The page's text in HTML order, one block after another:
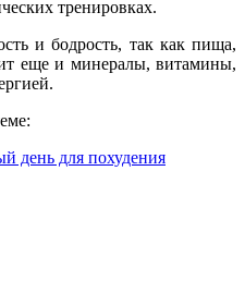
тренировках.
и бодрость, так как пища,
еще и минералы, витамины,
день для похудения